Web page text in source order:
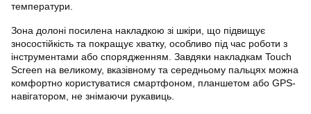
температури.
Зона долоні посилена накладкою зі шкіри, що підвищує
зносостійкість та покращує хватку, особливо під час роботи з
інструментами або спорядженням. Завдяки накладкам Touch
Screen на великому, вказівному та середньому пальцях можна
комфортно користуватися смартфоном, планшетом або GPS-
навігатором, не знімаючи рукавиць.